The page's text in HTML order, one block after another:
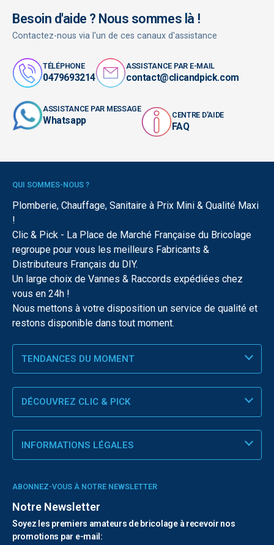
Besoin d'aide ? Nous sommes là !
Contactez-nous via l'un de ces canaux d'assistance
TÉLÉPHONE
0479693214
ASSISTANCE PAR E-MAIL
contact@clicandpick.com
ASSISTANCE PAR MESSAGE
Whatsapp CENTRE D'AIDE
FAQ
QUI SOMMES-NOUS ?
Plomberie, Chauffage, Sanitaire à Prix Mini & Qualité Maxi
!
Clic & Pick - La Place de Marché Française du Bricolage
regroupe pour vous les meilleurs Fabricants &
Distributeurs Français du DIY.
Un large choix de Vannes & Raccords expédiées chez
vous en 24h !
Nous mettons à votre disposition un service de qualité et
restons disponible dans tout moment.
TENDANCES DU MOMENT
DÉCOUVREZ CLIC & PICK
INFORMATIONS LÉGALES
ABONNEZ-VOUS À NOTRE NEWSLETTER
Notre Newsletter
Soyez les premiers amateurs de bricolage à recevoir nos
promotions par e-mail: